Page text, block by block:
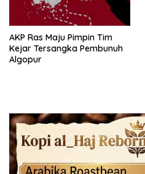
AKP Ras Maju Pimpin Tim
Kejar Tersangka Pembunuh
Algopur